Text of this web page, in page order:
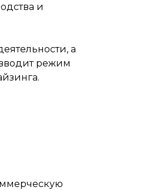
и
а
режим